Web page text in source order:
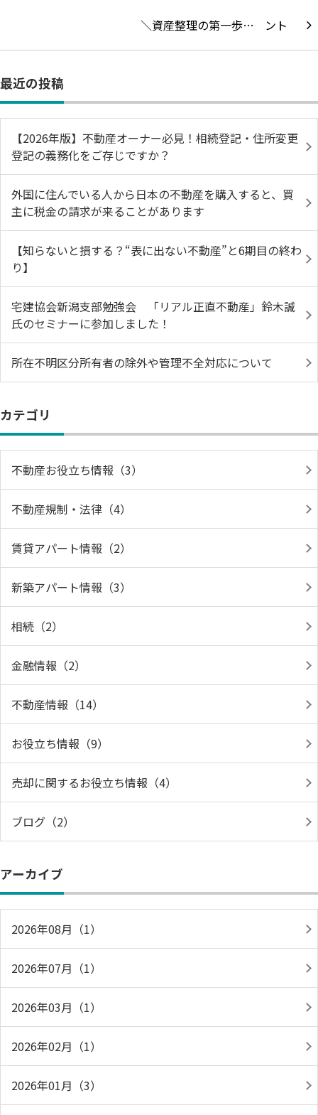
＼資産整理の第一歩…
最近の投稿
【2026年版】不動産オーナー必見！相続登記・住所変更
登記の義務化をご存じですか？
外国に住んでいる人から日本の不動産を購入すると、買
主に税金の請求が来ることがあります
【知らないと損する？“表に出ない不動産”と6期目の終わ
り】
宅建協会新潟支部勉強会 「リアル正直不動産」鈴木誠
氏のセミナーに参加しました！
所在不明区分所有者の除外や管理不全対応について
カテゴリ
不動産お役立ち情報（3）
不動産規制・法律（4）
賃貸アパート情報（2）
新築アパート情報（3）
相続（2）
金融情報（2）
不動産情報（14）
お役立ち情報（9）
売却に関するお役立ち情報（4）
ブログ（2）
アーカイブ
2026年08月（1）
2026年07月（1）
2026年03月（1）
2026年02月（1）
2026年01月（3）